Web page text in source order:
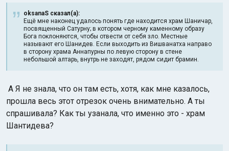
oksanaS сказал(а):
Ещё мне наконец удалось понять где находится храм Шаничар,
посвященный Сатурну; в котором черному каменному образу
Бога поклоняются, чтобы отвести от себя зло. Местные
называют его Шанидев. Если выходить из Вишванатха направо
в сторону храма Аннапурны по левую сторону в стене
небольшой алтарь, внутрь не заходят, рядом сидит брамин.
А Я не знала, что он там есть, хотя, как мне казалось,
прошла весь этот отрезок очень внимательно. А ты
спрашивала? Как ты узанала, что именно это - храм
Шантидева?